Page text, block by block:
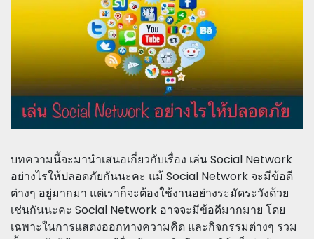
บทความนี้จะมานำเสนอเกี่ยวกับเรื่อง เล่น Social Network
อย่างไรให้ปลอดภัยกันนะคะ แม้ Social Network จะมีข้อดี
ต่างๆ อยู่มากมา แต่เราก็จะต้องใช้งานอย่างระมัดระวังด้วย
เช่นกันนะคะ Social Network อาจจะมีข้อดีมากมาย โดย
เฉพาะในการแสดงออกทางความคิด และกิจกรรมต่างๆ รวม